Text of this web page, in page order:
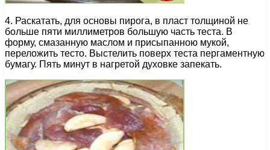
4. Раскатать, для основы пирога, в пласт толщиной не
больше пяти миллиметров большую часть теста. В
форму, смазанную маслом и присыпанною мукой,
переложить тесто. Выстелить поверх теста пергаментную
бумагу. Пять минут в нагретой духовке запекать.